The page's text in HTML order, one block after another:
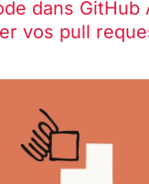
dans GitHub
vos pull